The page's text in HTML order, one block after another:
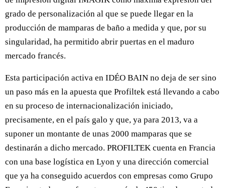
grado de personalización al que se puede llegar en la
producción de mamparas de baño a medida y que, por su
singularidad, ha permitido abrir puertas en el maduro
mercado francés.
Esta participación activa en IDÉO BAIN no deja de ser sino
un paso más en la apuesta que Profiltek está llevando a cabo
en su proceso de internacionalización iniciado,
precisamente, en el país galo y que, ya para 2013, va a
suponer un montante de unas 2000 mamparas que se
destinarán a dicho mercado. PROFILTEK cuenta en Francia
con una base logística en Lyon y una dirección comercial
que ya ha conseguido acuerdos con empresas como Grupo